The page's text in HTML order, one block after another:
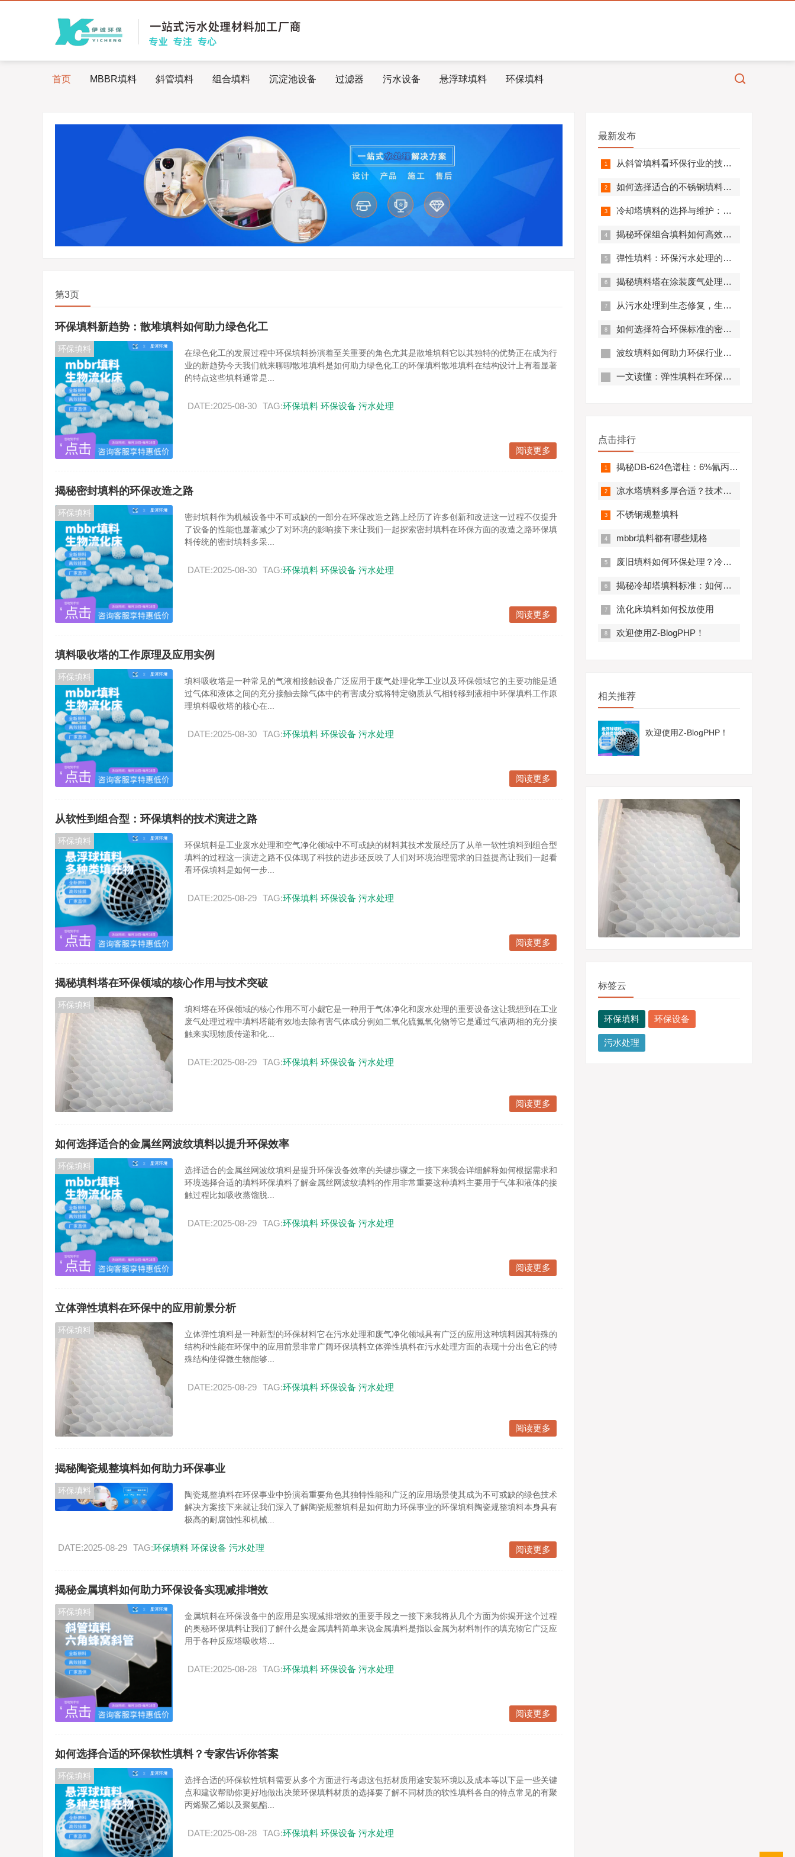
首页 MBBR填料 斜管填料 组合填料 沉淀池设备 过滤器 污水设备 悬浮球填料 环保填料
第3页
环保填料新趋势：散堆填料如何助力绿色化工
环保填料
在绿色化工的发展过程中环保填料扮演着至关重要的角色尤其是散堆填料它以其独特的优势正在成为行
业的新趋势今天我们就来聊聊散堆填料是如何助力绿色化工的环保填料散堆填料在结构设计上有着显著
的特点这些填料通常是...
DATE:2025-08-30 TAG:环保填料 环保设备 污水处理
阅读更多
揭秘密封填料的环保改造之路
环保填料
密封填料作为机械设备中不可或缺的一部分在环保改造之路上经历了许多创新和改进这一过程不仅提升
了设备的性能也显著减少了对环境的影响接下来让我们一起探索密封填料在环保方面的改造之路环保填
料传统的密封填料多采...
DATE:2025-08-30 TAG:环保填料 环保设备 污水处理
阅读更多
填料吸收塔的工作原理及应用实例
环保填料
填料吸收塔是一种常见的气液相接触设备广泛应用于废气处理化学工业以及环保领域它的主要功能是通
过气体和液体之间的充分接触去除气体中的有害成分或将特定物质从气相转移到液相中环保填料工作原
理填料吸收塔的核心在...
DATE:2025-08-30 TAG:环保填料 环保设备 污水处理
阅读更多
从软性到组合型：环保填料的技术演进之路
环保填料
环保填料是工业废水处理和空气净化领域中不可或缺的材料其技术发展经历了从单一软性填料到组合型
填料的过程这一演进之路不仅体现了科技的进步还反映了人们对环境治理需求的日益提高让我们一起看
看环保填料是如何一步...
DATE:2025-08-29 TAG:环保填料 环保设备 污水处理
阅读更多
揭秘填料塔在环保领域的核心作用与技术突破
环保填料
填料塔在环保领域的核心作用不可小觑它是一种用于气体净化和废水处理的重要设备这让我想到在工业
废气处理过程中填料塔能有效地去除有害气体成分例如二氧化硫氮氧化物等它是通过气液两相的充分接
触来实现物质传递和化...
DATE:2025-08-29 TAG:环保填料 环保设备 污水处理
阅读更多
如何选择适合的金属丝网波纹填料以提升环保效率
环保填料
选择适合的金属丝网波纹填料是提升环保设备效率的关键步骤之一接下来我会详细解释如何根据需求和
环境选择合适的填料环保填料了解金属丝网波纹填料的作用非常重要这种填料主要用于气体和液体的接
触过程比如吸收蒸馏脱...
DATE:2025-08-29 TAG:环保填料 环保设备 污水处理
阅读更多
立体弹性填料在环保中的应用前景分析
环保填料
立体弹性填料是一种新型的环保材料它在污水处理和废气净化领域具有广泛的应用这种填料因其特殊的
结构和性能在环保中的应用前景非常广阔环保填料立体弹性填料在污水处理方面的表现十分出色它的特
殊结构使得微生物能够...
DATE:2025-08-29 TAG:环保填料 环保设备 污水处理
阅读更多
揭秘陶瓷规整填料如何助力环保事业
环保填料
陶瓷规整填料在环保事业中扮演着重要角色其独特性能和广泛的应用场景使其成为不可或缺的绿色技术
解决方案接下来就让我们深入了解陶瓷规整填料是如何助力环保事业的环保填料陶瓷规整填料本身具有
极高的耐腐蚀性和机械...
DATE:2025-08-29 TAG:环保填料 环保设备 污水处理 阅读更多
揭秘金属填料如何助力环保设备实现减排增效
环保填料
金属填料在环保设备中的应用是实现减排增效的重要手段之一接下来我将从几个方面为你揭开这个过程
的奥秘环保填料让我们了解什么是金属填料简单来说金属填料是指以金属为材料制作的填充物它广泛应
用于各种反应塔吸收塔...
DATE:2025-08-28 TAG:环保填料 环保设备 污水处理
阅读更多
如何选择合适的环保软性填料？专家告诉你答案
环保填料
选择合适的环保软性填料需要从多个方面进行考虑这包括材质用途安装环境以及成本等以下是一些关键
点和建议帮助你更好地做出决策环保填料材质的选择要了解不同材质的软性填料各自的特点常见的有聚
丙烯聚乙烯以及聚氨酯...
DATE:2025-08-28 TAG:环保填料 环保设备 污水处理
最新发布
从斜管填料看环保行业的技术革新
如何选择适合的不锈钢填料以提升环保设备效率
冷却塔填料的选择与维护：实现绿色运行的关键
揭秘环保组合填料如何高效处理水中有机物
弹性填料：环保污水处理的新星
揭秘填料塔在涂装废气处理中的高效应用及创新设计
从污水处理到生态修复，生物填料如何助力环保？
如何选择符合环保标准的密封填料？
波纹填料如何助力环保行业高效发展？
一文读懂：弹性填料在环保领域的应用前景
点击排行
揭秘DB-624色谱柱：6%氰丙基苯基与94%二甲基硅氧烷的奥秘
凉水塔填料多厚合适？技术参数全解析
不锈钢规整填料
mbbr填料都有哪些规格
废旧填料如何环保处理？冷却塔更换秘籍
揭秘冷却塔填料标准：如何选择更环保的材质
流化床填料如何投放使用
欢迎使用Z-BlogPHP！
相关推荐
欢迎使用Z-BlogPHP！
标签云
环保填料 环保设备
污水处理